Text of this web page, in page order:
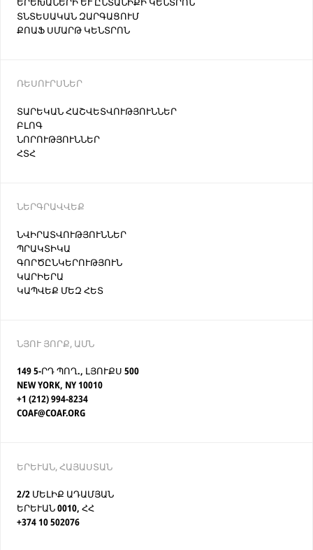
ՏՆՏԵՍԱԿԱՆ ԶԱՐԳԱՑՈՒՄ
ՔՈԱՖ ՍՄԱՐԹ ԿԵՆՏՐՈՆ
ՌԵՍՈՒՐՍՆԵՐ
ՏԱՐԵԿԱՆ ՀԱՇՎԵՏՎՈՒԹՅՈՒՆՆԵՐ
ԲԼՈԳ
ՆՈՐՈՒԹՅՈՒՆՆԵՐ
ՀՏՀ
ՆԵՐԳՐԱՎՎԵՔ
ՆՎԻՐԱՏՎՈՒԹՅՈՒՆՆԵՐ
ՊՐԱԿՏԻԿԱ
ԳՈՐԾԸՆԿԵՐՈՒԹՅՈՒՆ
ԿԱՐԻԵՐԱ
ԿԱՊՎԵՔ ՄԵԶ ՀԵՏ
ՆՅՈՒ ՅՈՐՔ, ԱՄՆ
149 5-ՐԴ ՊՈՂ., ԼՅՈՒՔՍ 500
NEW YORK, NY 10010
+1 (212) 994-8234
COAF@COAF.ORG
ԵՐԵՒԱՆ, ՀԱՅԱՍՏԱՆ
2/2 ՄԵԼԻՔ ԱԴԱՄՅԱՆ
ԵՐԵՒԱՆ 0010, ՀՀ
+374 10 502076